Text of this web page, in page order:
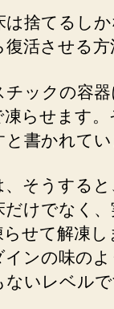
は捨てるし
活させる方
ックの容
らせます
書かれてい
そうする
だけでなく
らせて解凍
ンの味の
いレベルで